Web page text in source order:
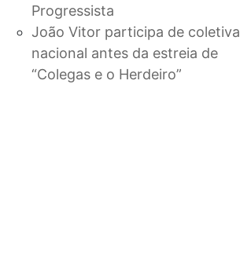
Progressista
João Vitor participa de coletiva
nacional antes da estreia de
“Colegas e o Herdeiro”